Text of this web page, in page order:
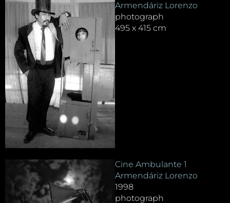
Armendáriz Lorenzo
photograph
495 x 415 cm
Cine Ambulante 1
Armendáriz Lorenzo
1998
photograph